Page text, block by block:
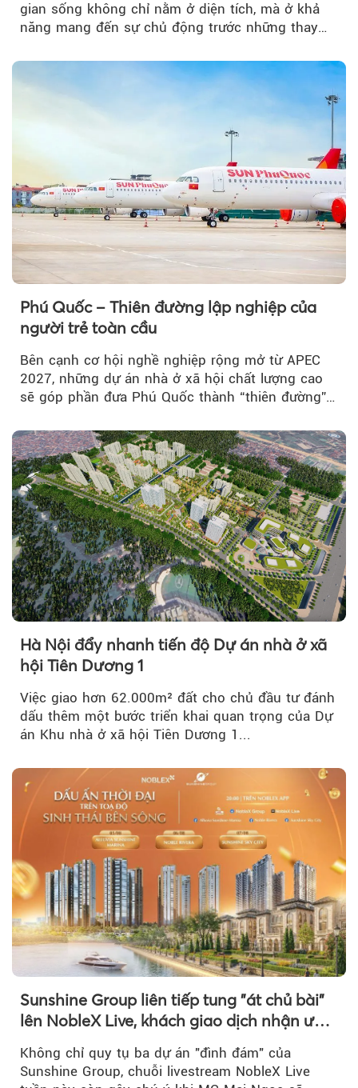
Theo Sở hữu trí
gian sống không chỉ nằm ở diện tích, mà ở khả
năng mang đến sự chủ động trước những thay
Phú Quốc – Thiên đường lập nghiệp của
người trẻ toàn cầu
Bên cạnh cơ hội nghề nghiệp rộng mở từ APEC
2027, những dự án nhà ở xã hội chất lượng cao
sẽ góp phần đưa Phú Quốc thành “thiên đường”
Hà Nội đẩy nhanh tiến độ Dự án nhà ở xã
hội Tiên Dương 1
Việc giao hơn 62.000m² đất cho chủ đầu tư đánh
dấu thêm một bước triển khai quan trọng của Dự
án Khu nhà ở xã hội Tiên Dương 1...
Sunshine Group liên tiếp tung "át chủ bài"
lên NobleX Live, khách giao dịch nhận ưu
Không chỉ quy tụ ba dự án "đình đám" của
Sunshine Group, chuỗi livestream NobleX Live